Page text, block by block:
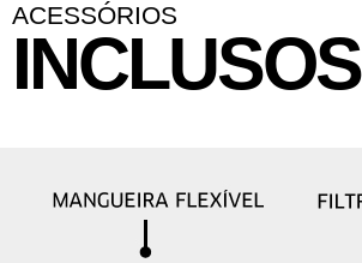
ACESSÓRIOS
INCLUSOS